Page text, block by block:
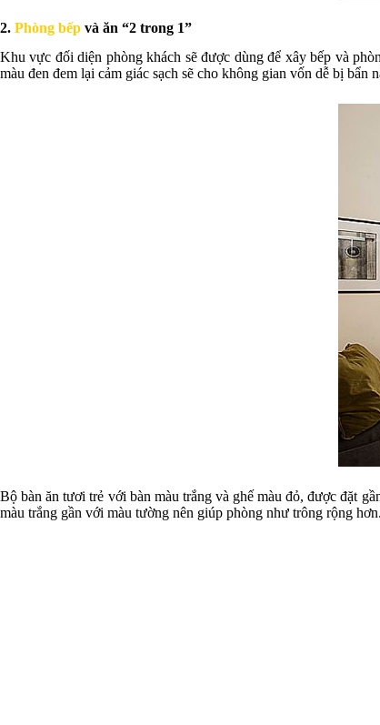
2. Phòng bếp và ăn “2 trong 1”
Khu vực đối diện phòng khách sẽ được dùng để xây bếp và
màu đen đem lại cảm giác sạch sẽ cho không gian vốn dễ bị bẩn
Bộ bàn ăn tươi trẻ với bàn màu trắng và ghế màu đỏ, được đặt
màu trắng gần với màu tường nên giúp phòng như trông rộng hơn.